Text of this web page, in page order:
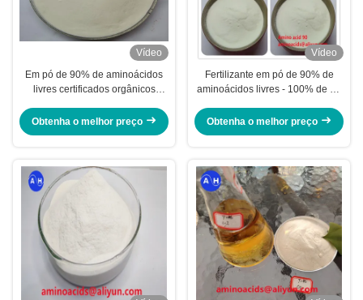
Vídeo
Em pó de 90% de aminoácidos
livres certificados orgânicos
hidrolização ácida para melhorar
Obtenha o melhor preço
Vídeo
Fertilizante em pó de 90% de
aminoácidos livres - 100% de pó
para o crescimento das plantas
Obtenha o melhor preço